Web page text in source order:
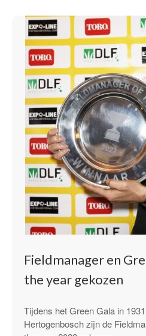
bij
HAS
Green
academy”
Fieldmanager en
the year gekozen
Tijdens het Green Gala in
Hertogenbosch zijn de